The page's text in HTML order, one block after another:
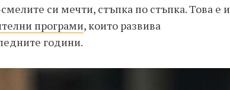
си мечти, стъпка по стъпка. Това е и
програми, които развива
години.